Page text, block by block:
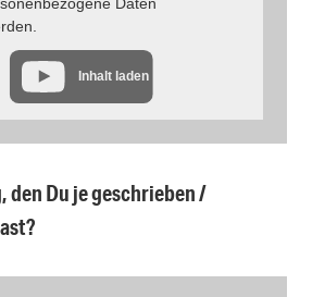
Inhalt laden
den Du je geschrieben /